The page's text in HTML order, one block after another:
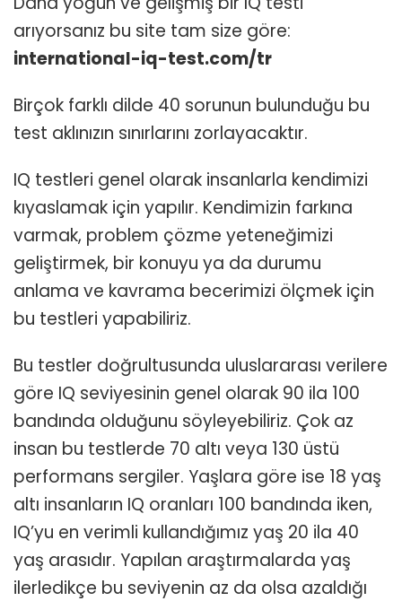
arıyorsanız bu site tam size göre:
international-iq-test.com/tr
Birçok farklı dilde 40 sorunun bulunduğu bu
test aklınızın sınırlarını zorlayacaktır.
IQ testleri genel olarak insanlarla kendimizi
kıyaslamak için yapılır. Kendimizin farkına
varmak, problem çözme yeteneğimizi
geliştirmek, bir konuyu ya da durumu
anlama ve kavrama becerimizi ölçmek için
bu testleri yapabiliriz.
Bu testler doğrultusunda uluslararası verilere
göre IQ seviyesinin genel olarak 90 ila 100
bandında olduğunu söyleyebiliriz. Çok az
insan bu testlerde 70 altı veya 130 üstü
performans sergiler. Yaşlara göre ise 18 yaş
altı insanların IQ oranları 100 bandında iken,
IQ’yu en verimli kullandığımız yaş 20 ila 40
yaş arasıdır. Yapılan araştırmalarda yaş
ilerledikçe bu seviyenin az da olsa azaldığı